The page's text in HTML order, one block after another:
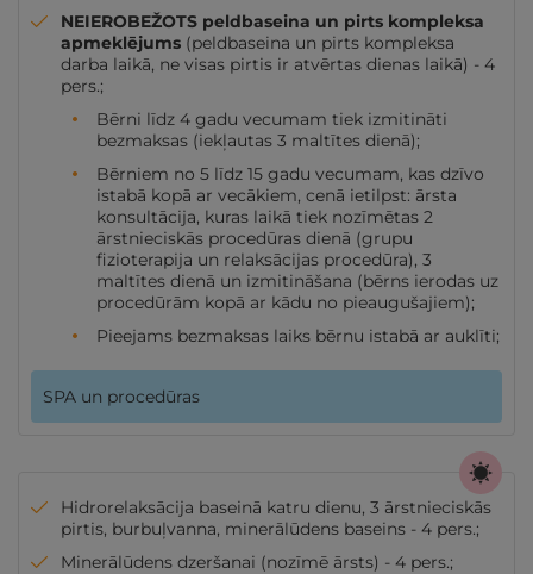
NEIEROBEŽOTS peldbaseina un pirts kompleksa
apmeklējums (peldbaseina un pirts kompleksa
darba laikā, ne visas pirtis ir atvērtas dienas laikā) - 4
pers.;
Bērni līdz 4 gadu vecumam tiek izmitināti
bezmaksas (iekļautas 3 maltītes dienā);
Bērniem no 5 līdz 15 gadu vecumam, kas dzīvo
istabā kopā ar vecākiem, cenā ietilpst: ārsta
konsultācija, kuras laikā tiek nozīmētas 2
ārstnieciskās procedūras dienā (grupu
fizioterapija un relaksācijas procedūra), 3
maltītes dienā un izmitināšana (bērns ierodas uz
procedūrām kopā ar kādu no pieaugušajiem);
Pieejams bezmaksas laiks bērnu istabā ar auklīti;
SPA un procedūras
Hidrorelaksācija baseinā katru dienu, 3 ārstnieciskās
pirtis, burbuļvanna, minerālūdens baseins - 4 pers.;
Minerālūdens dzeršanai (nozīmē ārsts) - 4 pers.;